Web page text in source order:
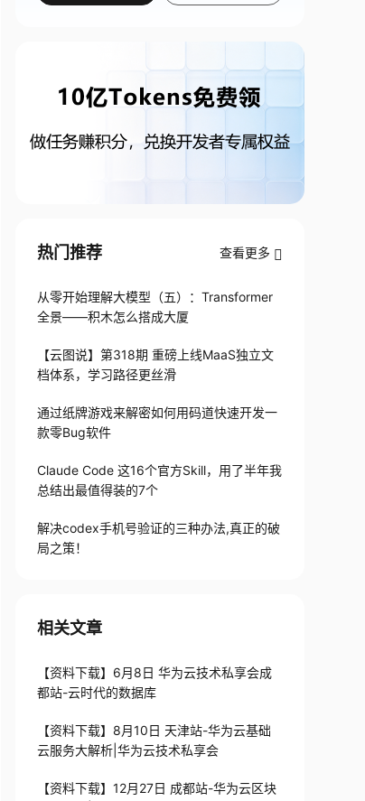
热门推荐 查看更多
从零开始理解大模型（五）：Transformer
全景——积木怎么搭成大厦
【云图说】第318期 重磅上线MaaS独立文
档体系，学习路径更丝滑
通过纸牌游戏来解密如何用码道快速开发一
款零Bug软件
Claude Code 这16个官方Skill，用了半年我
总结出最值得装的7个
解决codex手机号验证的三种办法,真正的破
局之策！
相关文章
【资料下载】6月8日 华为云技术私享会成
都站-云时代的数据库
【资料下载】8月10日 天津站-华为云基础
云服务大解析|华为云技术私享会
【资料下载】12月27日 成都站-华为云区块